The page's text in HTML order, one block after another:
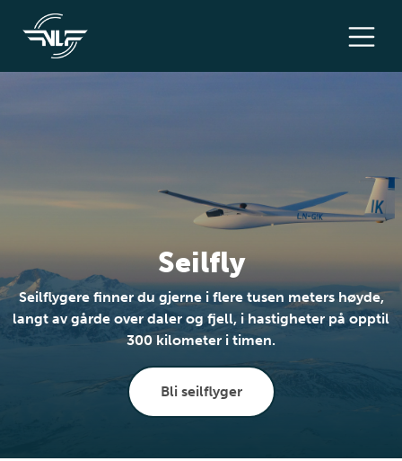
Seilfly
Seilflygere finner du gjerne i flere tusen meters høyde,
langt av gårde over daler og fjell, i hastigheter på opptil
300 kilometer i timen.
Bli seilflyger